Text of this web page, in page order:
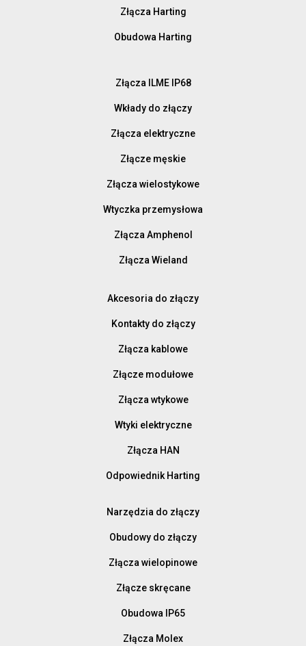
Złącza Harting
Obudowa Harting
Złącza ILME IP68
Wkłady do złączy
Złącza elektryczne
Złącze męskie
Złącza wielostykowe
Wtyczka przemysłowa
Złącza Amphenol
Złącza Wieland
Akcesoria do złączy
Kontakty do złączy
Złącza kablowe
Złącze modułowe
Złącza wtykowe
Wtyki elektryczne
Złącza HAN
Odpowiednik Harting
Narzędzia do złączy
Obudowy do złączy
Złącza wielopinowe
Złącze skręcane
Obudowa IP65
Złącza Molex